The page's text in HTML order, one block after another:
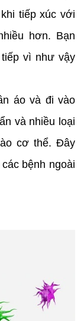
tiếp xúc với
hơn. Bạn
vì như vậy
áo và đi vào
và nhiều loại
cơ thể. Đây
bệnh ngoài